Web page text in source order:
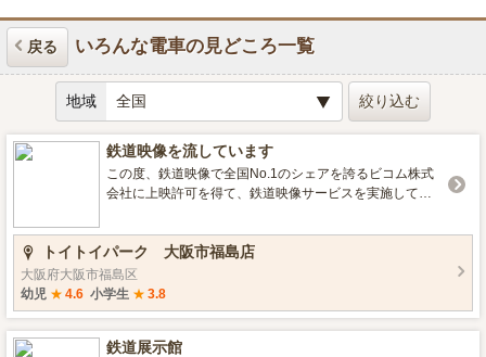
戻る いろんな電車の見どころ一覧
地域
鉄道映像を流しています
この度、鉄道映像で全国No.1のシェアを誇るビコム株式
会社に上映許可を得て、鉄道映像サービスを実施してい
関西の電車を中心にした珍しい前面展望映像をご覧頂け
ます。特に、前面展望映像は、運転席の後ろで立って見
ているような迫力です。ぜひ、遊びにお越しの際は、ご
覧下さいね。
トイトイパーク 大阪市福島店
大阪府大阪市福島区
幼児 ★ 4.6 小学生 ★ 3.8
鉄道展示館